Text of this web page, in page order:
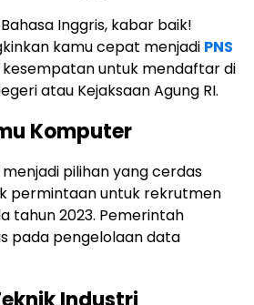
Inggris, kabar baik!
kamu cepat menjadi PNS
untuk mendaftar di
atau Kejaksaan Agung RI.
Komputer
pilihan yang cerdas
permintaan untuk rekrutmen
tahun 2023. Pemerintah
pada pengelolaan data